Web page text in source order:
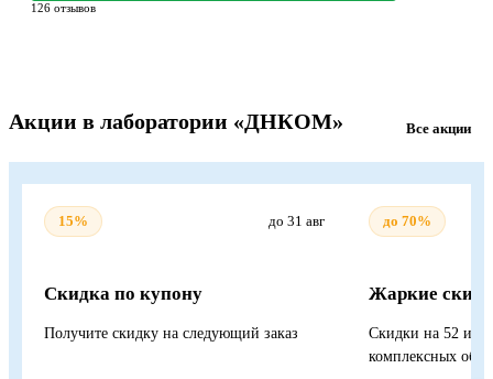
126 отзывов
Акции в лаборатории «ДНКОМ» Все акции
15% до 31 авг
Скидка по купону
Получите скидку на следующий заказ
до 70%
Жаркие
Скидки на 52
комплексных